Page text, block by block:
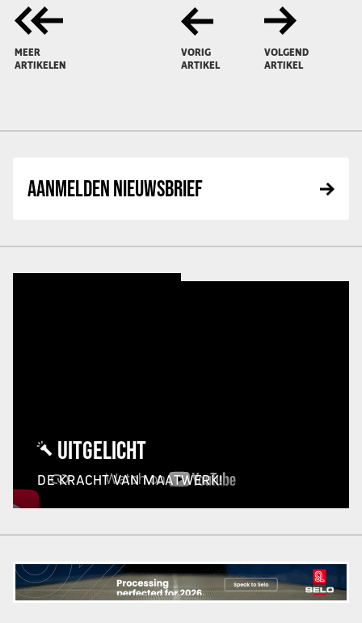
MEER
ARTIKELEN
VORIG
ARTIKEL
VOLGEND
ARTIKEL
AANMELDEN NIEUWSBRIEF
UITGELICHT
DE KRACHT VAN MAATWERK!